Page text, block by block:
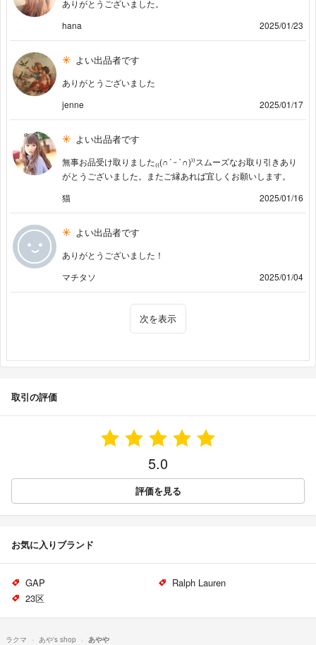
ありがとうございました。
hana
2025/01/23
よい出品者です
ありがとうございました
jenne
2025/01/17
よい出品者です
無事お品受け取りました₍₍(∩´ ᵕ `∩)⁾⁾スムーズなお取り引きあり
がとうございました。またご縁あれば宜しくお願いします。
猫
2025/01/16
よい出品者です
ありがとうございました！
マチタソ
2025/01/04
次を表示
取引の評価
5.0
評価を見る
お気に入りブランド
GAP
Ralph Lauren
23区
ラクマ あや's shop あやや